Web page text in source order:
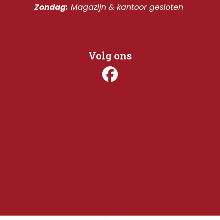
Zondag: Magazijn & kantoor gesloten
Volg ons